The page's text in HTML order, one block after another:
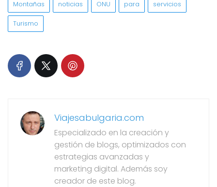
Montañas noticias ONU para servicios
Turismo
Viajesabulgaria.com
Especializado en la creación y
gestión de blogs, optimizados con
estrategias avanzadas y
marketing digital. Además soy
creador de este blog.